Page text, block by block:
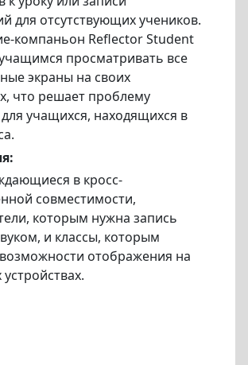
для отсутствующих учеников.
компаньон Reflector Student
просматривать все
экраны на своих
что решает проблему
учащихся, находящихся в
в кросс-
совместимости,
которым нужна запись
и классы, которым
отображения на